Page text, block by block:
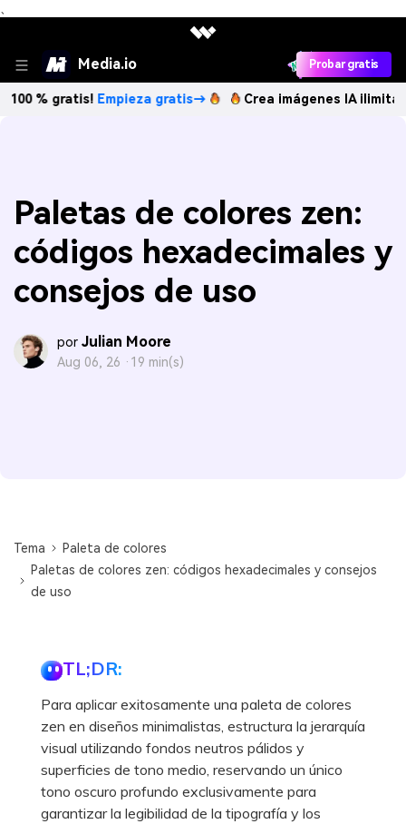
、
Media.io Probar gratis
Empieza gratis→ Crea imágenes IA ilimitadas. 100
Paletas de colores zen:
códigos hexadecimales y
consejos de uso
por Julian Moore
Aug 06, 26 · 19 min(s)
Tema
Paleta de colores
Paletas de colores zen: códigos hexadecimales y consejos
de uso
TL;DR:
Para aplicar exitosamente una paleta de colores
zen en diseños minimalistas, estructura la jerarquía
visual utilizando fondos neutros pálidos y
superficies de tono medio, reservando un único
tono oscuro profundo exclusivamente para
garantizar la legibilidad de la tipografía y los